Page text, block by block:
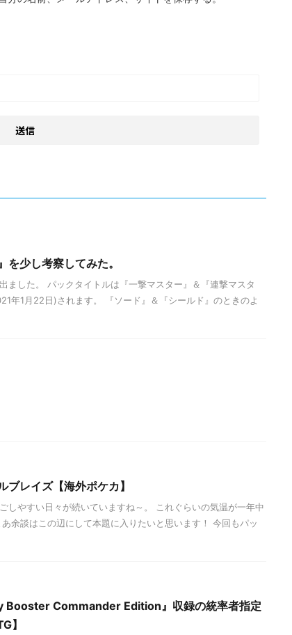
少し考察してみた。
ました。 パックタイトルは『一撃マスター』＆『連撃マスタ
年1月22日)されます。 『ソード』＆『シールド』のときのよ
ブレイズ【海外ポケカ】
しやすい日々が続いていますね～。 これぐらいの気温が一年中
余談はこの辺にして本題に入りたいと思います！ 今回もパッ
Booster Commander Edition』収録の統率者指定
】